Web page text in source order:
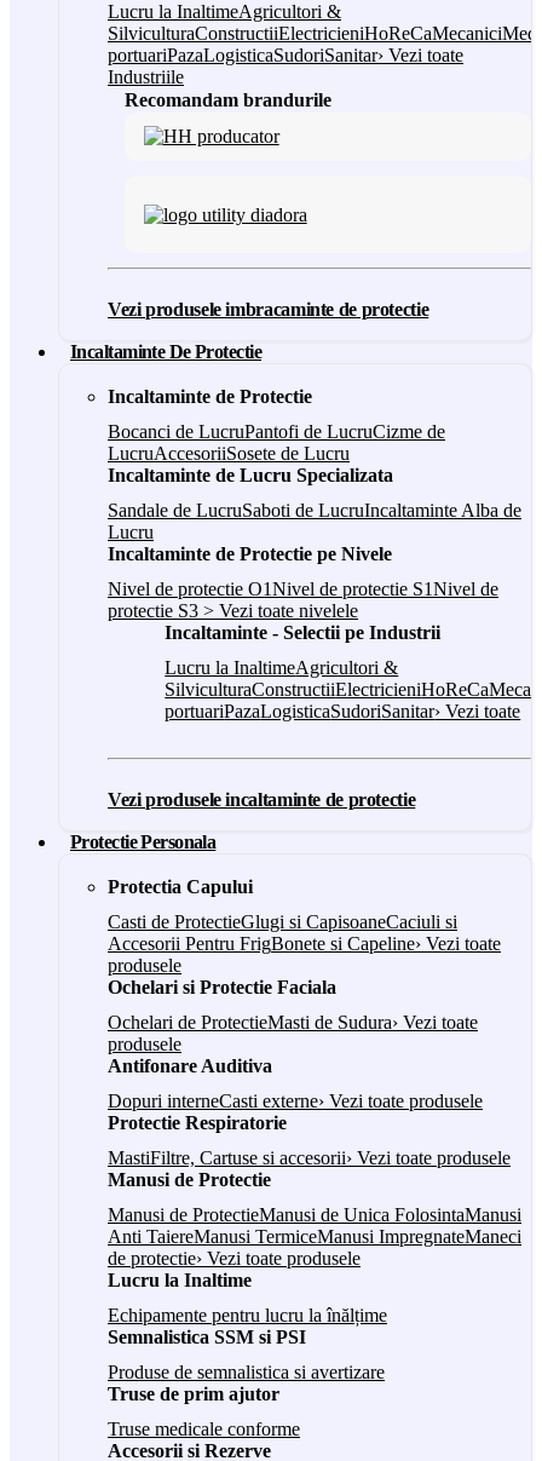
Lucru la InaltimeAgricultori &
SilviculturaConstructiiElectricieniHoReCaMecanici
portuariPazaLogisticaSudoriSanitar› Vezi toate
Industriile
Recomandam brandurile
Vezi produsele imbracaminte de protectie
Incaltaminte De Protectie
Incaltaminte de Protectie
Bocanci de LucruPantofi de LucruCizme de
LucruAccesoriiSosete de Lucru
Incaltaminte de Lucru Specializata
Sandale de LucruSaboti de LucruIncaltaminte Alba de
Lucru
Incaltaminte de Protectie pe Nivele
Nivel de protectie O1Nivel de protectie S1Nivel de
protectie S3 > Vezi toate nivelele
Incaltaminte - Selectii pe Industrii
Lucru la InaltimeAgricultori &
SilviculturaConstructiiElectricieniHoReCa
portuariPazaLogisticaSudoriSanitar› Vezi toate
Vezi produsele incaltaminte de protectie
Protectie Personala
Protectia Capului
Casti de ProtectieGlugi si CapisoaneCaciuli si
Accesorii Pentru FrigBonete si Capeline› Vezi toate
produsele
Ochelari si Protectie Faciala
Ochelari de ProtectieMasti de Sudura› Vezi toate
produsele
Antifonare Auditiva
Dopuri interneCasti externe› Vezi toate produsele
Protectie Respiratorie
MastiFiltre, Cartuse si accesorii› Vezi toate produsele
Manusi de Protectie
Manusi de ProtectieManusi de Unica FolosintaManusi
Anti TaiereManusi TermiceManusi ImpregnateManeci
de protectie› Vezi toate produsele
Lucru la Inaltime
Echipamente pentru lucru la înălțime
Semnalistica SSM si PSI
Produse de semnalistica si avertizare
Truse de prim ajutor
Truse medicale conforme
Accesorii si Rezerve